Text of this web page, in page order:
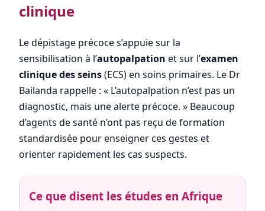
clinique
Le dépistage précoce s’appuie sur la
sensibilisation à l’autopalpation et sur l’examen
clinique des seins(ECS) en soins primaires. Le Dr
Bailanda rappelle : « L’autopalpation n’est pas un
diagnostic, mais une alerte précoce. » Beaucoup
d’agents de santé n’ont pas reçu de formation
standardisée pour enseigner ces gestes et
orienter rapidement les cas suspects.
Ce que disent les études en Afrique